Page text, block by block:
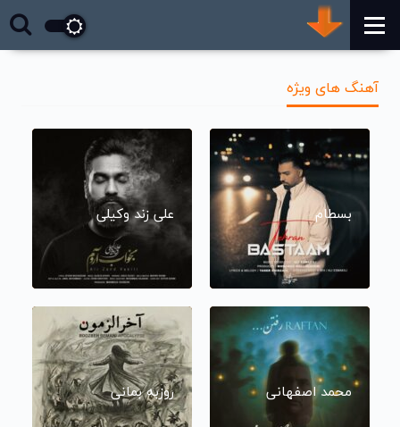
آهنگ های ویژه
بسطام علی زند وکیلی
محمد اصفهانی روزبه بمانی